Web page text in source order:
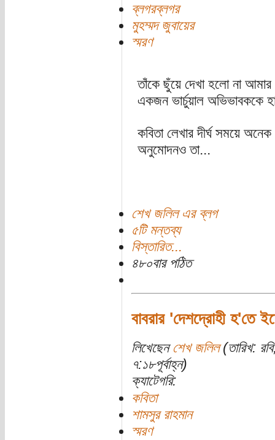
ব্লগরব্লগর
মুহম্মদ জুবায়ের
স্মরণ
তাঁকে ছুঁয়ে দেখা হলো না
একজন ভার্চুয়াল অভিভাবককে
কবিতা লেখার দীর্ঘ সময়ে
অনুমোদনও তা...
শেখ জলিল এর ব্লগ
৫টি মন্তব্য
বিস্তারিত...
৪৮০বার পঠিত
বাবরার 'দেশদ্রোহী হ'তে
লিখেছেন শেখ জলিল(তারিখ:
৭:১৮পূর্বাহ্ন)
ক্যাটেগরি:
কবিতা
শামসুর রাহমান
স্মরণ